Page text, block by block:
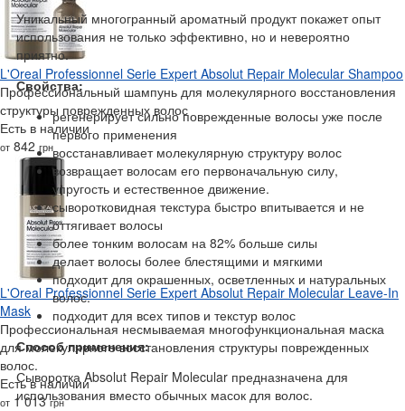
Уникальный многогранный ароматный продукт покажет опыт
использования не только эффективно, но и невероятно
приятно.
Свойства:
регенерирует сильно поврежденные волосы уже после
первого применения
восстанавливает молекулярную структуру волос
возвращает волосам его первоначальную силу,
упругость и естественное движение.
сыворотковидная текстура быстро впитывается и не
оттягивает волосы
более тонким волосам на 82% больше силы
делает волосы более блестящими и мягкими
подходит для окрашенных, осветленных и натуральных
волос.
подходит для всех типов и текстур волос
Способ применения:
Сыворотка Absolut Repair Molecular предназначена для
использования вместо обычных масок для волос.
L'Oreal Professionnel Serie Expert Absolut Repair Molecular Shampoo
Профессиональный шампунь для молекулярного восстановления
структуры поврежденных волос
Есть в наличии
от 842 грн
L'Oreal Professionnel Serie Expert Absolut Repair Molecular Leave-In
Mask
Профессиональная несмываемая многофункциональная маска
для молекулярного восстановления структуры поврежденных
волос.
Есть в наличии
от 1 013грн